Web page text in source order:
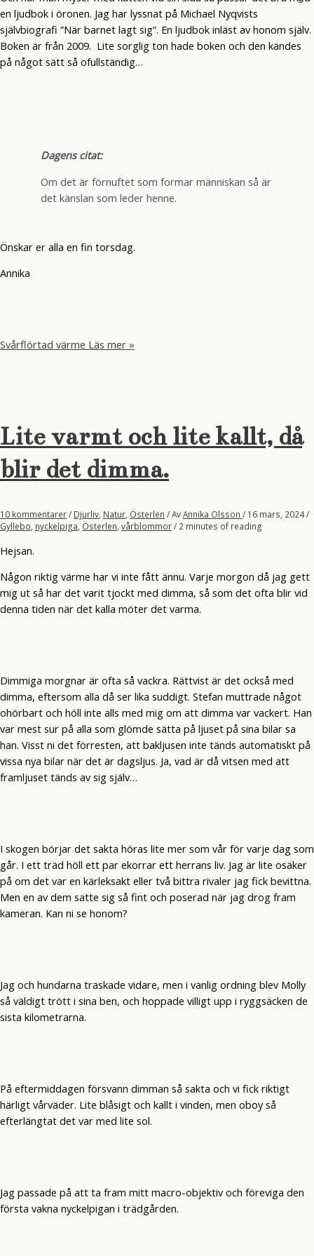
en ljudbok i öronen. Jag har lyssnat på Michael Nyqvists
självbiografi ”När barnet lagt sig”. En ljudbok inläst av honom själv.
Boken är från 2009. Lite sorglig ton hade boken och den kändes
på något sätt så ofullständig…
Dagens citat:
Om det är förnuftet som formar människan så är
det känslan som leder henne.
Önskar er alla en fin torsdag.
Annika
Svårflörtad värme Läs mer »
Lite varmt och lite kallt, då
blir det dimma.
10 kommentarer/ Djurliv Natur Österlen / AvAnnika Olsson / 16 mars, 2024/
Gyllebo nyckelpiga Österlen vårblommor/ 2 minutes of reading
Hejsan.
Någon riktig värme har vi inte fått ännu. Varje morgon då jag gett
mig ut så har det varit tjockt med dimma, så som det ofta blir vid
denna tiden när det kalla möter det varma.
Dimmiga morgnar är ofta så vackra. Rättvist är det också med
dimma, eftersom alla då ser lika suddigt. Stefan muttrade något
ohörbart och höll inte alls med mig om att dimma var vackert. Han
var mest sur på alla som glömde sätta på ljuset på sina bilar sa
han. Visst ni det förresten, att bakljusen inte tänds automatiskt på
vissa nya bilar när det är dagsljus. Ja, vad är då vitsen med att
framljuset tänds av sig själv…
I skogen börjar det sakta höras lite mer som vår för varje dag som
går. I ett träd höll ett par ekorrar ett herrans liv. Jag är lite osäker
på om det var en kärleksakt eller två bittra rivaler jag fick bevittna.
Men en av dem satte sig så fint och poserad när jag drog fram
kameran. Kan ni se honom?
Jag och hundarna traskade vidare, men i vanlig ordning blev Molly
så väldigt trött i sina ben, och hoppade villigt upp i ryggsäcken de
sista kilometrarna.
På eftermiddagen försvann dimman så sakta och vi fick riktigt
härligt vårväder. Lite blåsigt och kallt i vinden, men oboy så
efterlängtat det var med lite sol.
Jag passade på att ta fram mitt macro-objektiv och föreviga den
första vakna nyckelpigan i trädgården.